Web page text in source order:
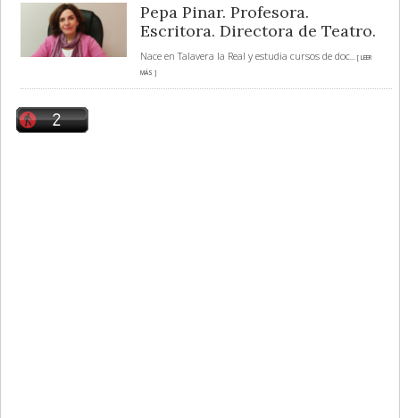
Pepa Pinar. Profesora.
Escritora. Directora de Teatro.
Nace en Talavera la Real y estudia cursos de doc... [ LEER
MÁS ]